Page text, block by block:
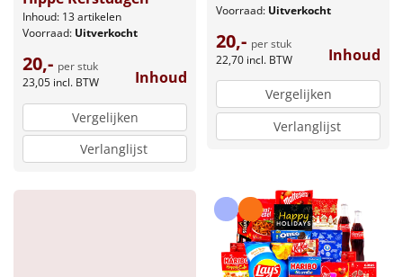
Inhoud: 13 artikelen
Voorraad: Uitverkocht
20,- per stuk
23,05 incl. BTW Inhoud
Vergelijken
Verlanglijst
Voorraad: Uitverkocht
20,- per stuk
22,70 incl. BTW Inhoud
Vergelijken
Verlanglijst